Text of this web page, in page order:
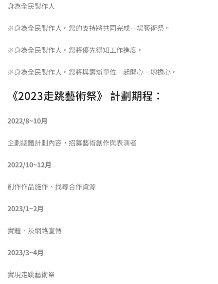
身為全民製作人
※身為全民製作人。您的支持將共同完成一場藝術祭。
※身為全民製作人。您將優先得知工作進度。
※身為全民製作人。您將與籌辦單位一起開心一塊擔心。
《2023走跳藝術祭》 計劃期程：
2022/8~10月
企劃總體計劃內容，招募藝術創作與表演者
2022/10~12月
創作作品施作、找尋合作資源
2023/1~2月
實體、及網路宣傳
2023/3~4月
實現走跳藝術祭